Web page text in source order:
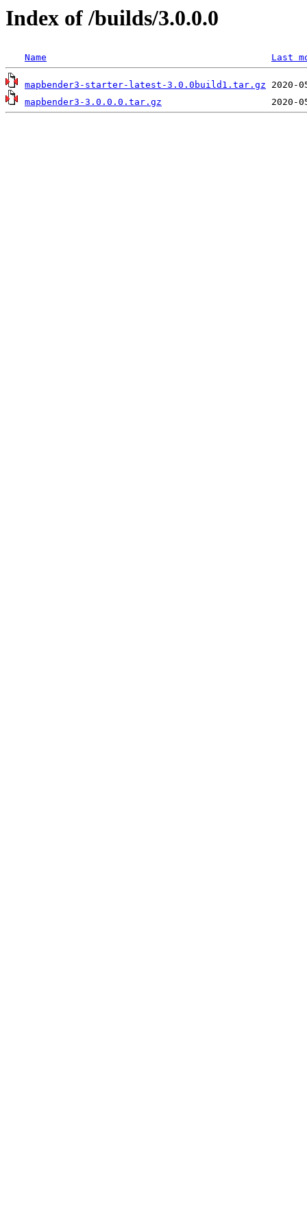
Index of /builds/3.0.0.0
Name Last
mapbender3-starter-latest-3.0.0build1.tar.gz
mapbender3-3.0.0.0.tar.gz